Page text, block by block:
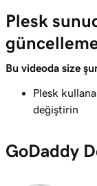
Plesk
Bu videoda size
Plesk
değiştirin
GoDaddy